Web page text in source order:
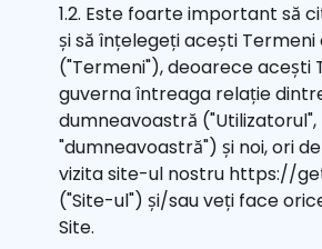
1.2. Este foarte important să
și să înțelegeți acești Termeni
("Termeni"), deoarece acești
guverna întreaga relație
dumneavoastră ("Utilizatorul",
"dumneavoastră") și noi, ori
vizita site-ul nostru https://
("Site-ul") și/sau veți face
Site.